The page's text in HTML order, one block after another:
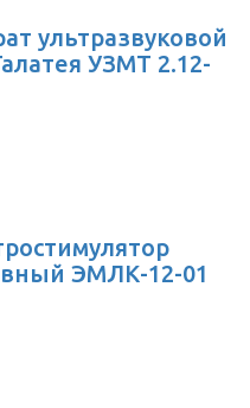
ультразвуковой
УЗМТ 2.12-
ЭМЛК-12-01